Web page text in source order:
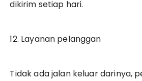
dikirim setiap hari.
12. Layanan pelanggan
Tidak ada jalan keluar darinya,